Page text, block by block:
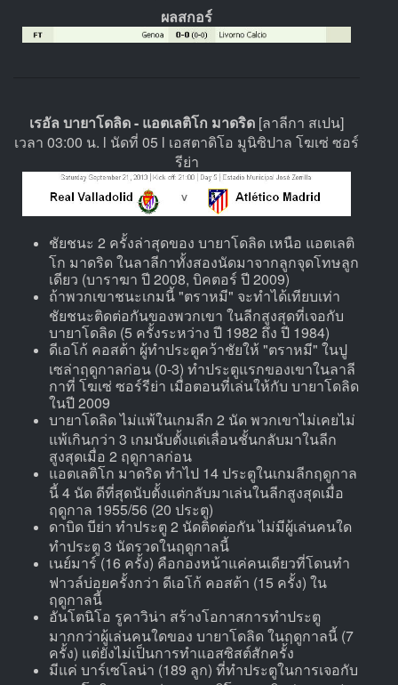
ผลสกอร์
เรอัล บายาโดลิด - แอตเลติโก มาดริด [ลาลีกา สเปน]
เวลา 03:00 น. l นัดที่ 05 l เอสตาดิโอ มูนิซิปาล โฆเซ่ ซอร์
รีย่า
ชัยชนะ 2 ครั้งล่าสุดของ บายาโดลิด เหนือ แอตเลติ
โก มาดริด ในลาลีกาทั้งสองนัดมาจากลูกจุดโทษลูก
เดียว (บาราฆา ปี 2008, บิคตอร์ ปี 2009)
ถ้าพวกเขาชนะเกมนี้ "ตราหมี" จะทำได้เทียบเท่า
ชัยชนะติดต่อกันของพวกเขา ในลีกสูงสุดที่เจอกับ
บายาโดลิด (5 ครั้งระหว่าง ปี 1982 ถึง ปี 1984)
ดีเอโก้ คอสต้า ผู้ทำประตูคว้าชัยให้ "ตราหมี" ในปู
เซล่าฤดูกาลก่อน (0-3) ทำประตูแรกของเขาในลาลี
กาที่ โฆเซ่ ซอร์รีย่า เมื่อตอนที่เล่นให้กับ บายาโดลิด
ในปี 2009
บายาโดลิด ไม่แพ้ในเกมลีก 2 นัด พวกเขาไม่เคยไม่
แพ้เกินกว่า 3 เกมนับตั้งแต่เลื่อนชั้นกลับมาในลีก
สูงสุดเมื่อ 2 ฤดูกาลก่อน
แอตเลติโก มาดริด ทำไป 14 ประตูในเกมลีกฤดูกาล
นี้ 4 นัด ดีที่สุดนับตั้งแต่กลับมาเล่นในลีกสูงสุดเมื่อ
ฤดูกาล 1955/56 (20 ประตู)
ดาบิด บีย่า ทำประตู 2 นัดติดต่อกัน ไม่มีผู้เล่นคนใด
ทำประตู 3 นัดรวดในฤดูกาลนี้
เนย์มาร์ (16 ครั้ง) คือกองหน้าแค่คนเดียวที่โดนทำ
ฟาวล์บ่อยครั้งกว่า ดีเอโก้ คอสต้า (15 ครั้ง) ใน
ฤดูกาลนี้
อันโตนิโอ รูคาวิน่า สร้างโอกาสการทำประตู
มากกว่าผู้เล่นคนใดของ บายาโดลิด ในฤดูกาลนี้ (7
ครั้ง) แต่ยังไม่เป็นการทำแอสซิสต์สักครั้ง
มีแค่ บาร์เซโลน่า (189 ลูก) ที่ทำประตูในการเจอกับ